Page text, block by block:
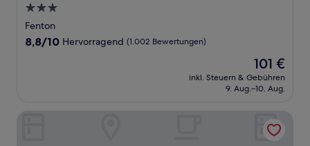
3.0-
Sterne-
Unterkunft
Fenton
8.8
8,8/10 Hervorragend (1.002 Bewertungen)
Der
Preis
beträgt
101 €
inkl. Steuern & Gebühren
9. Aug.–10. Aug.